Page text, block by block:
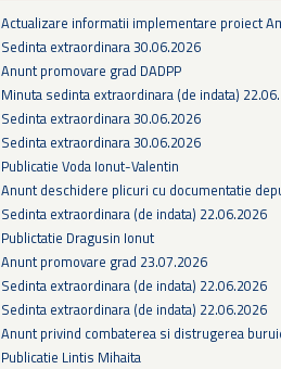
Actualizare informatii implementare proiect
Sedinta extraordinara 30.06.2026
Anunt promovare grad DADPP
Minuta sedinta extraordinara (de indata)
Sedinta extraordinara 30.06.2026
Sedinta extraordinara 30.06.2026
Publicatie Voda Ionut-Valentin
Anunt deschidere plicuri cu documentatie
Sedinta extraordinara (de indata) 22.06.2026
Publictatie Dragusin Ionut
Anunt promovare grad 23.07.2026
Sedinta extraordinara (de indata) 22.06.2026
Sedinta extraordinara (de indata) 22.06.2026
Anunt privind combaterea si distrugerea
Publicatie Lintis Mihaita